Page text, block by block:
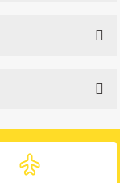
tarafımıza